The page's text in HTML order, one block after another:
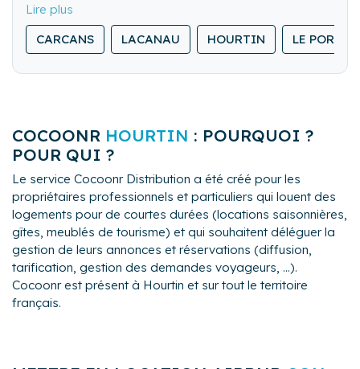
service complet aux propriétaires : accueil des
voyageurs, ménage, gestion du linge et suivi de
qualité. Nous nous distinguons par notre réactivité,
CARCANS LACANAU HOURTIN LE PORGE
COCOONR HOURTIN : POURQUOI ?
POUR QUI ?
Le service Cocoonr Distribution a été créé pour les
propriétaires professionnels et particuliers qui louent des
logements pour de courtes durées (locations saisonnières,
gîtes, meublés de tourisme) et qui souhaitent déléguer la
gestion de leurs annonces et réservations (diffusion,
tarification, gestion des demandes voyageurs, ...).
Cocoonr est présent à Hourtin et sur tout le territoire
français.